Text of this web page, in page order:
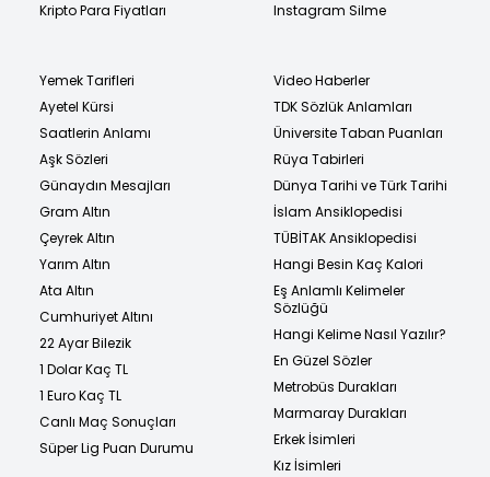
Kripto Para Fiyatları
Instagram Silme
Yemek Tarifleri
Ayetel Kürsi
Saatlerin Anlamı
Aşk Sözleri
Günaydın Mesajları
Gram Altın
Çeyrek Altın
Yarım Altın
Ata Altın
Cumhuriyet Altını
22 Ayar Bilezik
1 Dolar Kaç TL
1 Euro Kaç TL
Canlı Maç Sonuçları
Süper Lig Puan Durumu
Video Haberler
TDK Sözlük Anlamları
Üniversite Taban Puanları
Rüya Tabirleri
Dünya Tarihi ve Türk Tarihi
İslam Ansiklopedisi
TÜBİTAK Ansiklopedisi
Hangi Besin Kaç Kalori
Eş Anlamlı Kelimeler
Sözlüğü
Hangi Kelime Nasıl Yazılır?
En Güzel Sözler
Metrobüs Durakları
Marmaray Durakları
Erkek İsimleri
Kız İsimleri